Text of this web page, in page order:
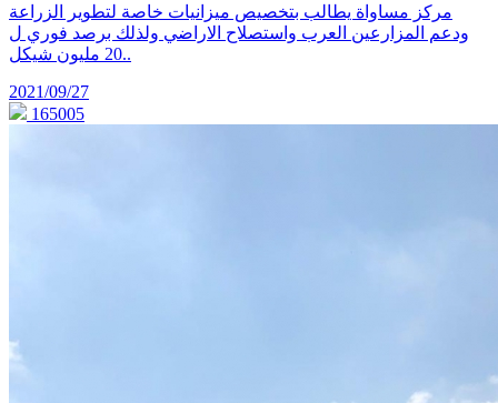
مركز مساواة يطالب بتخصيص ميزانيات خاصة لتطوير الزراعة
ودعم المزارعين العرب واستصلاح الاراضي ولذلك برصد فوري ل
20 مليون شيكل..
2021/09/27
165005